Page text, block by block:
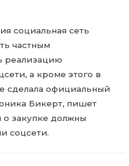
социальная сеть
частным
реализацию
а кроме этого в
сделала официальный
Бикерт, пишет
о закупке должны
соцсети.